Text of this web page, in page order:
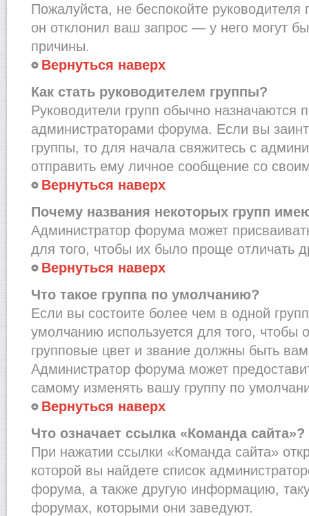
Пожалуйста, не беспокойте
он отклонил ваш запрос — у него могут
причины.
Вернуться наверх
Как стать руководителем группы?
Руководители групп обычно назначаются
администраторами форума. Если вы
группы, то для начала свяжитесь с
отправить ему личное сообщение со
Вернуться наверх
Почему названия некоторых групп
Администратор форума может
для того, чтобы их было проще отличать
Вернуться наверх
Что такое группа по умолчанию?
Если вы состоите более чем в одной
умолчанию используется для того, чтобы
групповые цвет и звание должны быть
Администратор форума может
самому изменять вашу группу по
Вернуться наверх
Что означает ссылка «Команда сайта»?
При нажатии ссылки «Команда сайта»
которой вы найдете список
форума, а также другую информацию,
форумах, которыми они заведуют.